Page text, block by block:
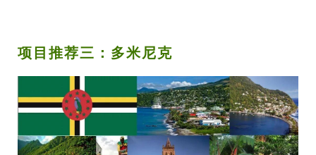
项目推荐三：多米尼克